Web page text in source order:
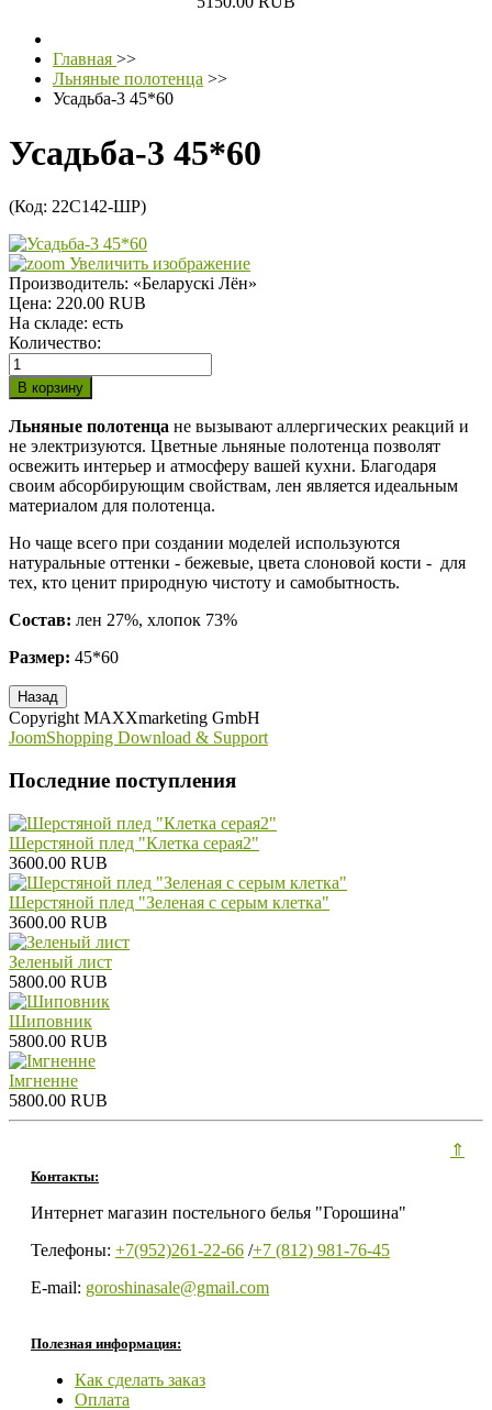
Главная >>
Льняные полотенца >>
Усадьба-3 45*60
Усадьба-3 45*60
(Код: 22С142-ШР)
Увеличить изображение
Производитель: «Беларускi Лён»
Цена: 220.00 RUB
На складе: есть
Количество:
Льняные полотенца не вызывают аллергических реакций и
не электризуются. Цветные льняные полотенца позволят
освежить интерьер и атмосферу вашей кухни. Благодаря
своим абсорбирующим свойствам, лен является идеальным
материалом для полотенца.
Но чаще всего при создании моделей используются
натуральные оттенки - бежевые, цвета слоновой кости - для
тех, кто ценит природную чистоту и самобытность.
Состав: лен 27%, хлопок 73%
Размер: 45*60
Copyright MAXXmarketing GmbH
JoomShopping Download & Support
Последние поступления
Шерстяной плед "Клетка серая2"
3600.00 RUB
Шерстяной плед "Зеленая с серым клетка"
3600.00 RUB
Зеленый лист
5800.00 RUB
Шиповник
5800.00 RUB
Iмгненне
5800.00 RUB
Контакты:
Интернет магазин постельного белья "Горошина"
Телефоны: +7(952)261-22-66 /+7 (812) 981-76-45
E-mail: goroshinasale@gmail.com
Полезная информация:
Как сделать заказ
Оплата
⇑